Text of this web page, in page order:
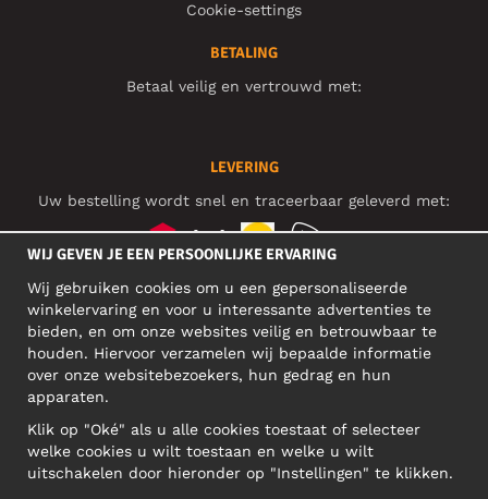
Cookie-settings
BETALING
Betaal veilig en vertrouwd met:
LEVERING
Uw bestelling wordt snel en traceerbaar geleverd met:
SOCIAL MEDIA
BEDRIJFSADRES
Narva mnt 5, EE-10117 Tallinn
Reg: 12356245
WIJ GEVEN JE EEN PERSOONLIJKE ERVARING
Wij gebruiken cookies om u een gepersonaliseerde
winkelervaring en voor u interessante advertenties te
bieden, en om onze websites veilig en betrouwbaar te
houden. Hiervoor verzamelen wij bepaalde informatie
over onze websitebezoekers, hun gedrag en hun
apparaten.
Klik op "Oké" als u alle cookies toestaat of selecteer
welke cookies u wilt toestaan en welke u wilt
uitschakelen door hieronder op "Instellingen" te klikken.